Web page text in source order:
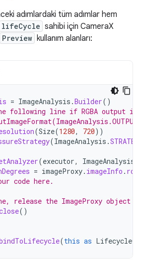
adımlardaki tüm adımlar hem
lifeCycle sahibi için CameraX
Preview kullanım alanları:
= ImageAnalysis .Builder()
following line if RGBA output is
(Size(1280, 720))
(ImageAnalysis .
(executor, ImageAnalysis
= imageProxy. imageInfo .
code here.
release the ImageProxy object
()
(this as